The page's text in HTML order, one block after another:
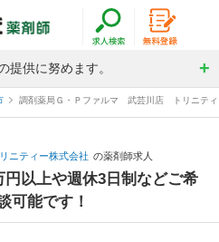
提供に努めます。
調剤薬局Ｇ・Ｐファルマ 武芸川店 トリニティ
リニティー株式会社 の薬剤師求人
円以上や週休3日制などご希
可能です！